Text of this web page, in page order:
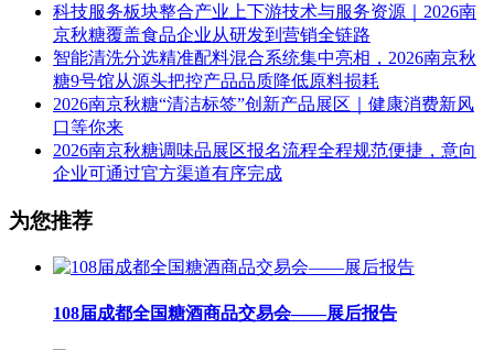
科技服务板块整合产业上下游技术与服务资源｜2026南
京秋糖覆盖食品企业从研发到营销全链路
智能清洗分选精准配料混合系统集中亮相，2026南京秋
糖9号馆从源头把控产品品质降低原料损耗
2026南京秋糖“清洁标签”创新产品展区｜健康消费新风
口等你来
2026南京秋糖调味品展区报名流程全程规范便捷，意向
企业可通过官方渠道有序完成
为您推荐
108届成都全国糖酒商品交易会——展后报告